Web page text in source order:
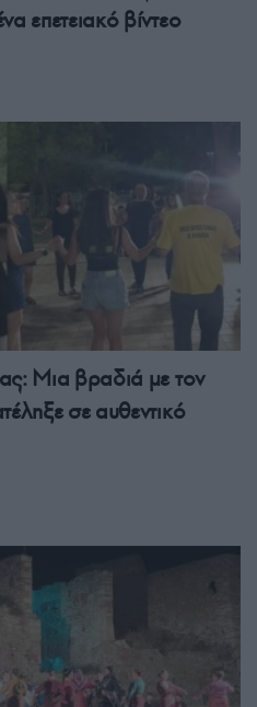
επετειακό βίντεο
Μια βραδιά με τον
σε αυθεντικό